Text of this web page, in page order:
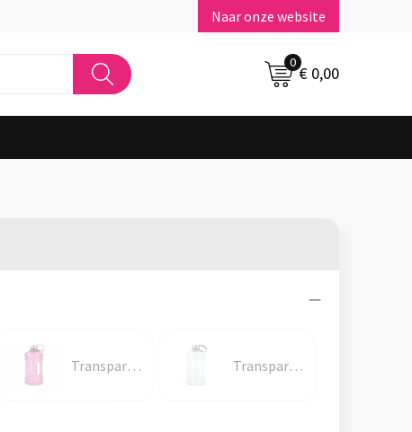
Naar onze website
0
€ 0,00
Transparant / Roze Transparant / Wit